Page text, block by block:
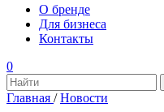
О бренде
Для бизнеса
Контакты
0
Главная / Новости